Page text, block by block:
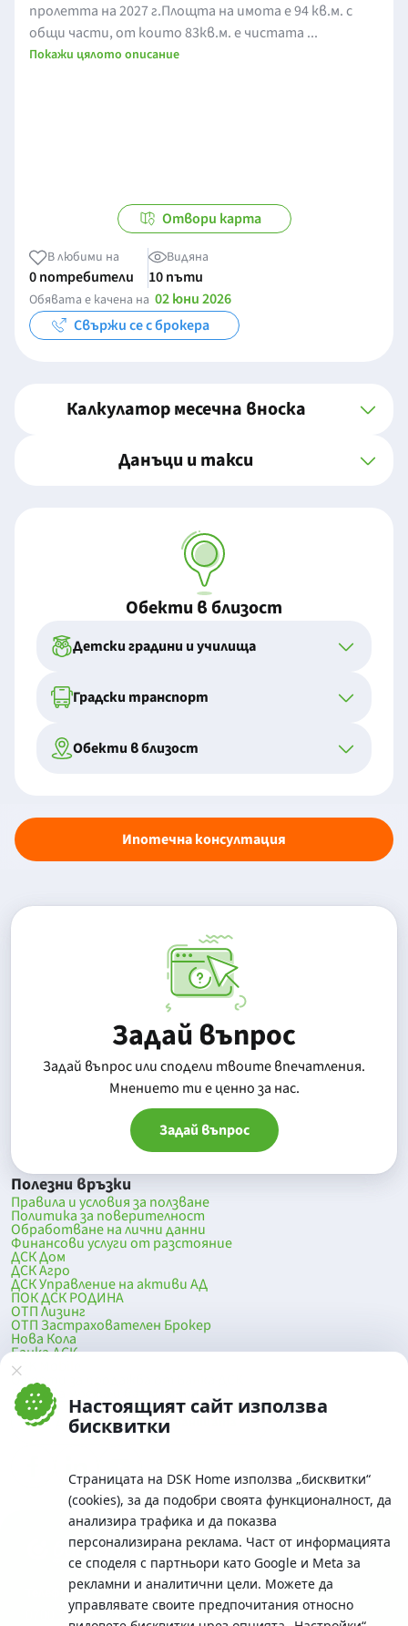
Настоящият сайт използва
бисквитки
Страницата на DSK Home използва „бисквитки“
(cookies), за да подобри своята функционалност, да
анализира трафика и да показва
персонализирана реклама. Част от информацията
се споделя с партньори като Google и Meta за
рекламни и аналитични цели. Можете да
управлявате своите предпочитания относно
пролетта на 2027 г.Площта на имота е 94 кв.м. с
общи части, от които 83кв.м. е чистата ...
Покажи цялото описание
Отвори карта
В любими на
0 потребители
Видяна
10 пъти
Обявата е качена на 02 юни 2026
Свържи се с брокера
Калкулатор месечна вноска
Данъци и такси
Обекти в близост
Детски градини и училища
Градски транспорт
Обекти в близост
Ипотечна консултация
Задай въпрос
Задай въпрос или сподели твоите впечатления.
Mнението ти е ценно за нас.
Задай въпрос
Полезни връзки
Правила и условия за ползване
Политика за поверителност
Обработване на лични данни
Финансови услуги от разстояние
ДСК Дом
ДСК Агро
ДСК Управление на активи АД
ПОК ДСК РОДИНА
ОТП Лизинг
ОТП Застрахователен Брокер
Нова Кола
Банка ДСК
DSK Mobile
Оферти за продажба от Банка ДСК
Клонова мрежа и банкомати
До началото на страницата
Телефон:
0700 10 375 / *2375